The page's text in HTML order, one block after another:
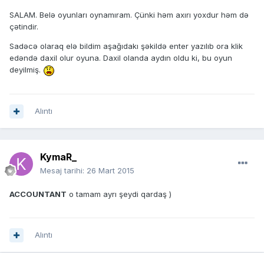
SALAM. Belə oyunları oynamıram. Çünki həm axırı yoxdur həm də
çətindir.
Sadəcə olaraq elə bildim aşağıdakı şəkildə enter yazılıb ora klik
edəndə daxil olur oyuna. Daxil olanda aydın oldu ki, bu oyun
deyilmiş.
Alıntı
KymaR_
Mesaj tarihi: 26 Mart 2015
ACCOUNTANT o tamam ayrı şeydi qardaş )
Alıntı